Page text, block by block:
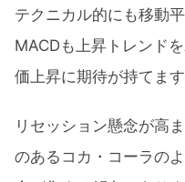
テクニカル的にも移動
MACDも上昇トレンド
価上昇に期待が持てます
リセッション懸念が高
のあるコカ・コーラの